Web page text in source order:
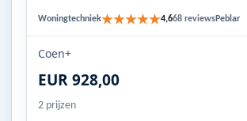
Woningtechniek★★★★★4,668 reviewsPeblar
Coen+
EUR 928,00
2 prijzen